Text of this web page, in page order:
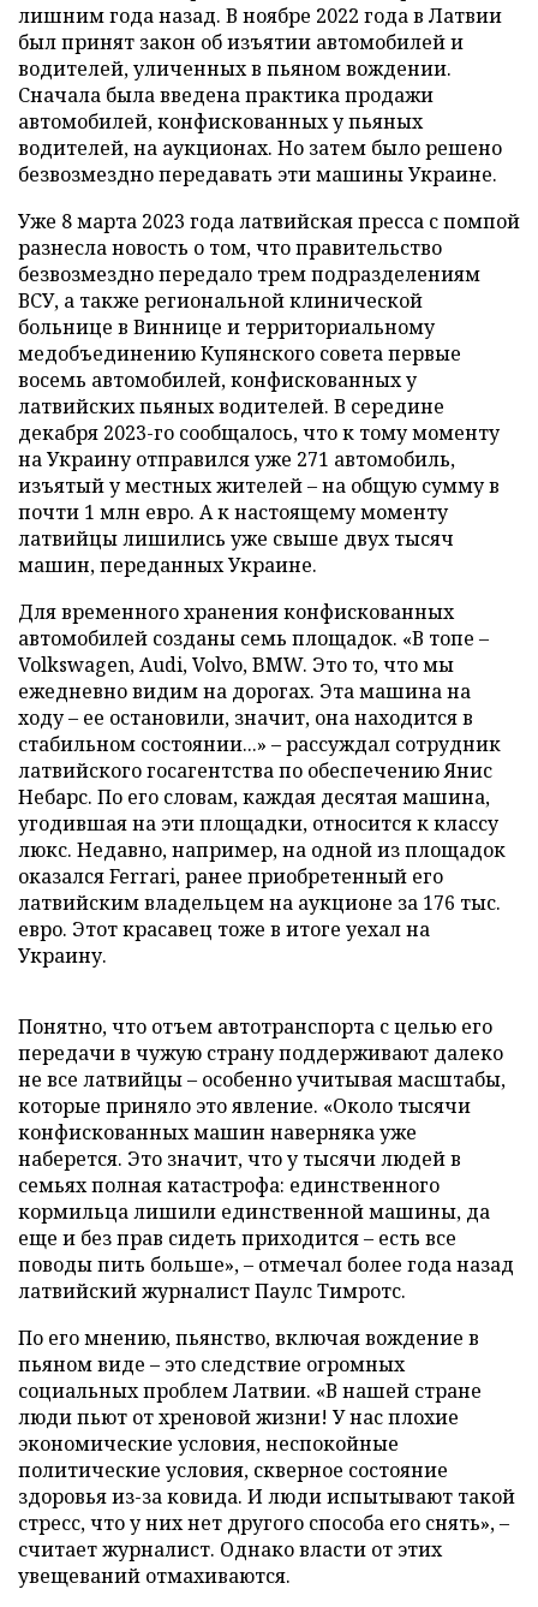
лишним года назад. В ноябре 2022 года в Латвии
был принят закон об изъятии автомобилей и
водителей, уличенных в пьяном вождении.
Сначала была введена практика продажи
автомобилей, конфискованных у пьяных
водителей, на аукционах. Но затем было решено
безвозмездно передавать эти машины Украине.
Уже 8 марта 2023 года латвийская пресса с помпой
разнесла новость о том, что правительство
безвозмездно передало трем подразделениям
ВСУ, а также региональной клинической
больнице в Виннице и территориальному
медобъединению Купянского совета первые
восемь автомобилей, конфискованных у
латвийских пьяных водителей. В середине
декабря 2023-го сообщалось, что к тому моменту
на Украину отправился уже 271 автомобиль,
изъятый у местных жителей – на общую сумму в
почти 1 млн евро. А к настоящему моменту
латвийцы лишились уже свыше двух тысяч
машин, переданных Украине.
Для временного хранения конфискованных
автомобилей созданы семь площадок. «В топе –
Volkswagen, Audi, Volvo, BMW. Это то, что мы
ежедневно видим на дорогах. Эта машина на
ходу – ее остановили, значит, она находится в
стабильном состоянии...» – рассуждал сотрудник
латвийского госагентства по обеспечению Янис
Небарс. По его словам, каждая десятая машина,
угодившая на эти площадки, относится к классу
люкс. Недавно, например, на одной из площадок
оказался Ferrari, ранее приобретенный его
латвийским владельцем на аукционе за 176 тыс.
евро. Этот красавец тоже в итоге уехал на
Украину.
Понятно, что отъем автотранспорта с целью его
передачи в чужую страну поддерживают далеко
не все латвийцы – особенно учитывая масштабы,
которые приняло это явление. «Около тысячи
конфискованных машин наверняка уже
наберется. Это значит, что у тысячи людей в
семьях полная катастрофа: единственного
кормильца лишили единственной машины, да
еще и без прав сидеть приходится – есть все
поводы пить больше», – отмечал более года назад
латвийский журналист Паулс Тимротс.
По его мнению, пьянство, включая вождение в
пьяном виде – это следствие огромных
социальных проблем Латвии. «В нашей стране
люди пьют от хреновой жизни! У нас плохие
экономические условия, неспокойные
политические условия, скверное состояние
здоровья из-за ковида. И люди испытывают такой
стресс, что у них нет другого способа его снять», –
считает журналист. Однако власти от этих
увещеваний отмахиваются.